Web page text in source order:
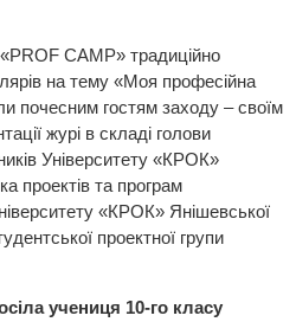
CAMP» традиційно
на тему «Моя професійна
почесним гостям заходу – своїм
журі в складі голови
Університету «КРОК»
проектів та програм
«КРОК» Янішевської
проектної групи
учениця 10-го класу